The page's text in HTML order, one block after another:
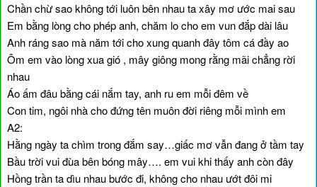
Chần chừ sao không tới luôn bên nhau ta xây mơ ước mai sau
Em bằng lòng cho phép anh, chăm lo cho em vun đắp dài lâu
Anh ráng sao mà năm tới cho xung quanh đây tôm cá đầy ao
Ôm em vào lòng xua gió , mây giông mong rằng mãi chẳng rời
nhau
Áo ấm đâu bằng cái nắm tay, anh ru em mỗi đêm về
Con tim, ngôi nhà cho đứng tên muôn đời riêng mỗi mình em
A2:
Hằng ngày ta chìm trong đắm say…giấc mơ vẫn đang ở tầm tay
Bầu trời vui đùa bên bóng mây…. em vui khi thấy anh còn đây
Hồng trần ta dìu nhau bước đi, không cho nhau ướt đôi mi